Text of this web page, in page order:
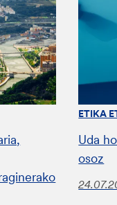
ETIKA
Uda
osoz